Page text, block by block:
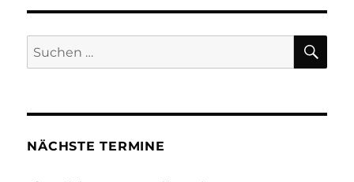
Suchen
nach:
NÄCHSTE TERMINE